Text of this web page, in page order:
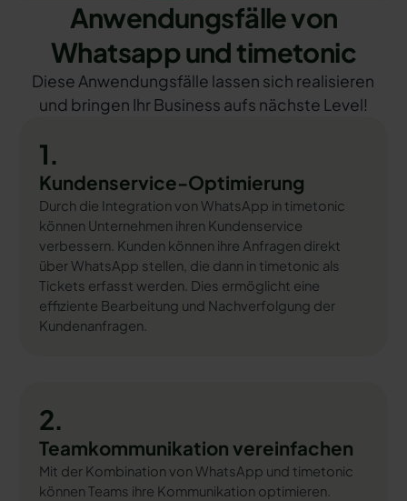
Anwendungsfälle von
Whatsapp und timetonic
Diese Anwendungsfälle lassen sich realisieren
und bringen Ihr Business aufs nächste Level!
1.
Kundenservice-Optimierung
Durch die Integration von WhatsApp in timetonic
können Unternehmen ihren Kundenservice
verbessern. Kunden können ihre Anfragen direkt
über WhatsApp stellen, die dann in timetonic als
Tickets erfasst werden. Dies ermöglicht eine
effiziente Bearbeitung und Nachverfolgung der
Kundenanfragen.
2.
Teamkommunikation vereinfachen
Mit der Kombination von WhatsApp und timetonic
können Teams ihre Kommunikation optimieren.